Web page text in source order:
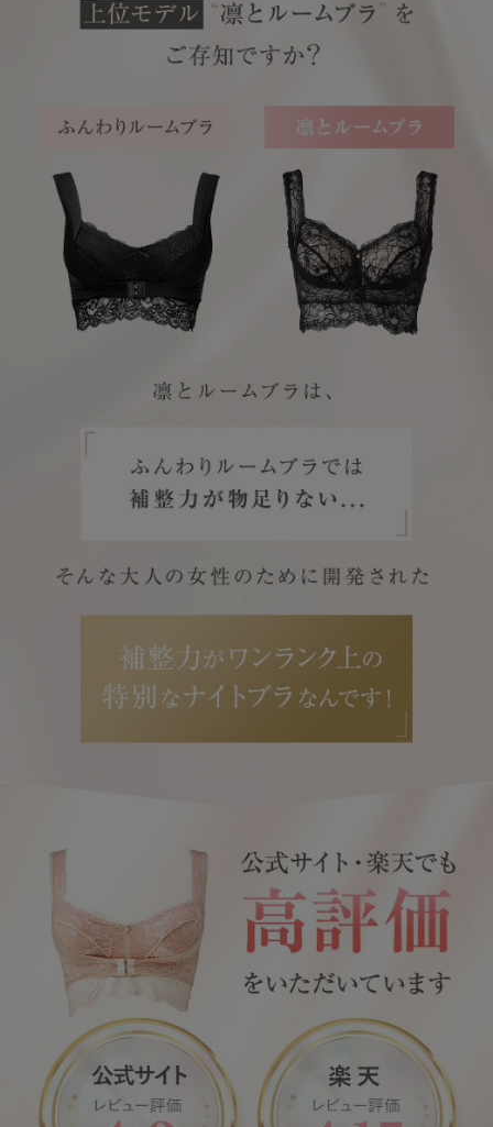
SERVICE
ブラ交換&返品について
ルームブラ販売店一覧
サロン卸し問い合わせフォーム
よくある質問・お問い合わせ
ショッピングガイド
着用方法
INFORMATION
Angellir blog